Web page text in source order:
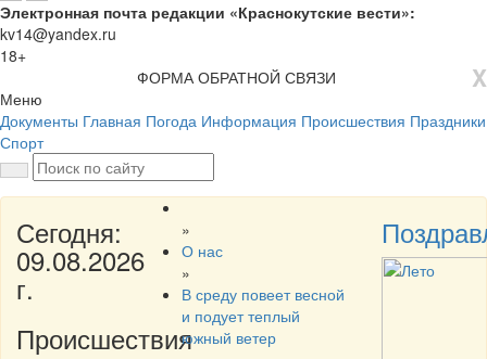
Электронная почта редакции «Краснокутские вести»:
kv14@yandex.ru
18+
X
ФОРМА ОБРАТНОЙ СВЯЗИ
Меню
Документы Главная Погода Информация Происшествия Праздники
Спорт
Сегодня:
09.08.2026
г.
Происшествия
»
О нас
»
В среду повеет весной
и подует теплый
южный ветер